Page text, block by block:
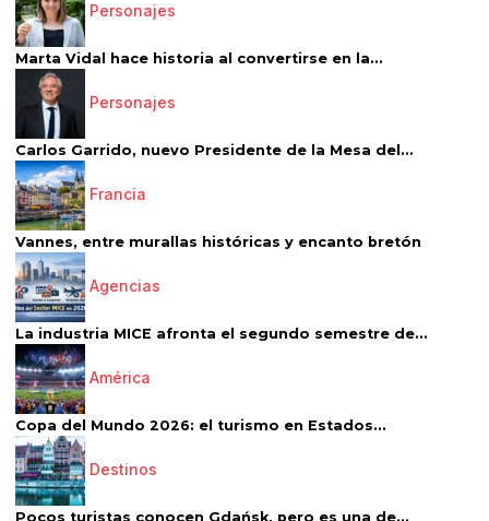
Personajes
Marta Vidal hace historia al convertirse en la...
Personajes
Carlos Garrido, nuevo Presidente de la Mesa del...
Francia
Vannes, entre murallas históricas y encanto bretón
Agencias
La industria MICE afronta el segundo semestre de...
América
Copa del Mundo 2026: el turismo en Estados...
Destinos
Pocos turistas conocen Gdańsk, pero es una de...